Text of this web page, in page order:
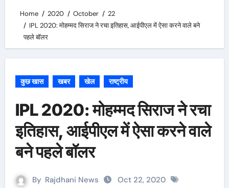
Home 2020 October
22
IPL 2020: मोहम्मद सिराज ने रचा इतिहास, आईपीएल में ऐसा करने वाले बने
पहले बॉलर
कुछ खास खबर खेल राष्ट्रीय
IPL 2020: मोहम्मद सिराज ने रचा
इतिहास, आईपीएल में ऐसा करने वाले
बने पहले बॉलर
By Rajdhani News
Oct 22, 2020